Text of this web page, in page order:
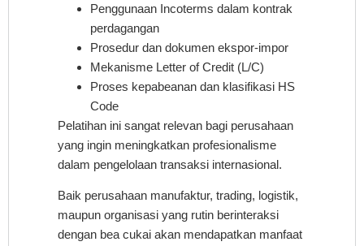
Penggunaan Incoterms dalam kontrak
perdagangan
Prosedur dan dokumen ekspor-impor
Mekanisme Letter of Credit (L/C)
Proses kepabeanan dan klasifikasi HS
Code
Pelatihan ini sangat relevan bagi perusahaan
yang ingin meningkatkan profesionalisme
dalam pengelolaan transaksi internasional.
Baik perusahaan manufaktur, trading, logistik,
maupun organisasi yang rutin berinteraksi
dengan bea cukai akan mendapatkan manfaat